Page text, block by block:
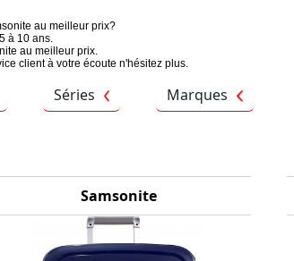
au meilleur prix?
à 10 ans.
au meilleur prix.
client à votre écoute n'hésitez plus.
Séries Marques
Samsonite